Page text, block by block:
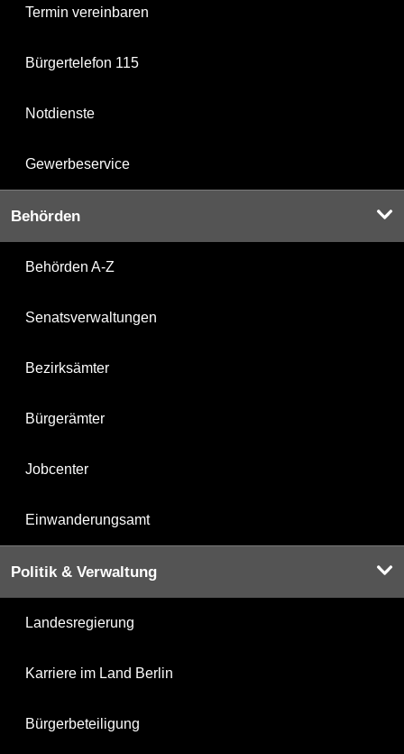
Termin vereinbaren
Bürgertelefon 115
Notdienste
Gewerbeservice
Behörden
Behörden A-Z
Senatsverwaltungen
Bezirksämter
Bürgerämter
Jobcenter
Einwanderungsamt
Politik & Verwaltung
Landesregierung
Karriere im Land Berlin
Bürgerbeteiligung